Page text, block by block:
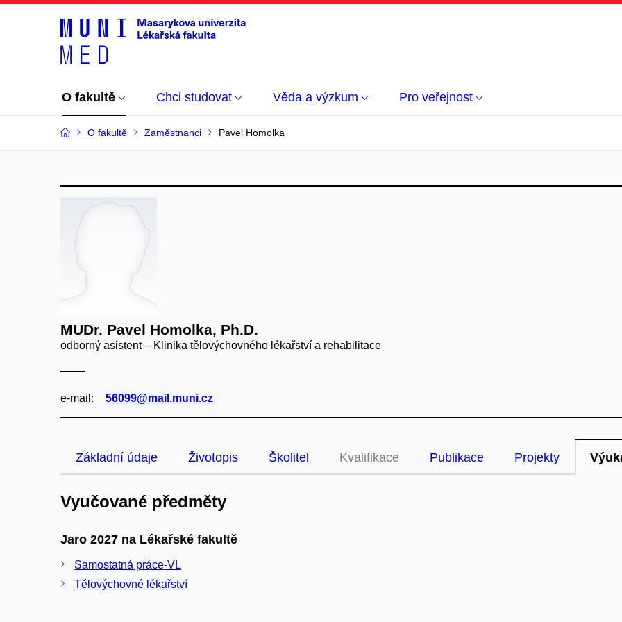
O fakultě Chci studovat Věda a výzkum Pro veřejnost
O fakultě Zaměstnanci Pavel Homolka
MUDr. Pavel Homolka, Ph.D.
odborný asistent – Klinika tělovýchovného lékařství a rehabilitace
e‑mail: 56099@mail.muni.cz
Základní údaje Životopis Školitel Kvalifikace Publikace Projekty
Vyučované předměty
Jaro 2027 na Lékařské fakultě
Samostatná práce-VL
Tělovýchovné lékařství